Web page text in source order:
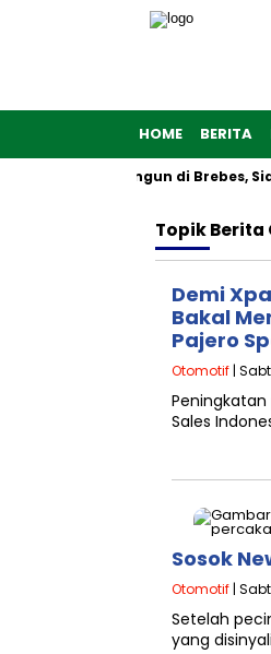
HOME BERITA
Putih Dibangun di Brebes,
TopikBerita
Demi
Bakal
Pajero
Otomotif |
Sales
Sosok
Otomotif |
Setelah
yang